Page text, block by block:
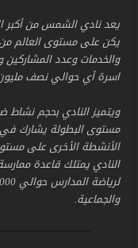
يعد نادي الشمس من أكبر
يكن على مستوى العالم
اسرة أي حوالي نصف
مستوى البطولة يشارك في
الأنشطة الأخرى على
النادي يمتلك قاعدة
والجماعية.